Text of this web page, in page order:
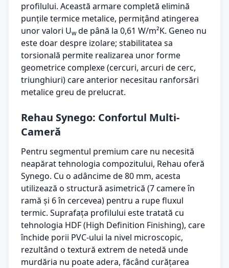
profilului. Această armare completă elimină
punțile termice metalice, permițând atingerea
unor valori Uwde până la 0,61 W/m²K. Geneo nu
este doar despre izolare; stabilitatea sa
torsională permite realizarea unor forme
geometrice complexe (cercuri, arcuri de cerc,
triunghiuri) care anterior necesitau ranforsări
metalice greu de prelucrat.
Rehau Synego: Confortul Multi-
Cameră
Pentru segmentul premium care nu necesită
neapărat tehnologia compozitului, Rehau oferă
Synego. Cu o adâncime de 80 mm, acesta
utilizează o structură asimetrică (7 camere în
ramă și 6 în cercevea) pentru a rupe fluxul
termic. Suprafața profilului este tratată cu
tehnologia HDF (High Definition Finishing), care
închide porii PVC-ului la nivel microscopic,
rezultând o textură extrem de netedă unde
murdăria nu poate adera, făcând curățarea